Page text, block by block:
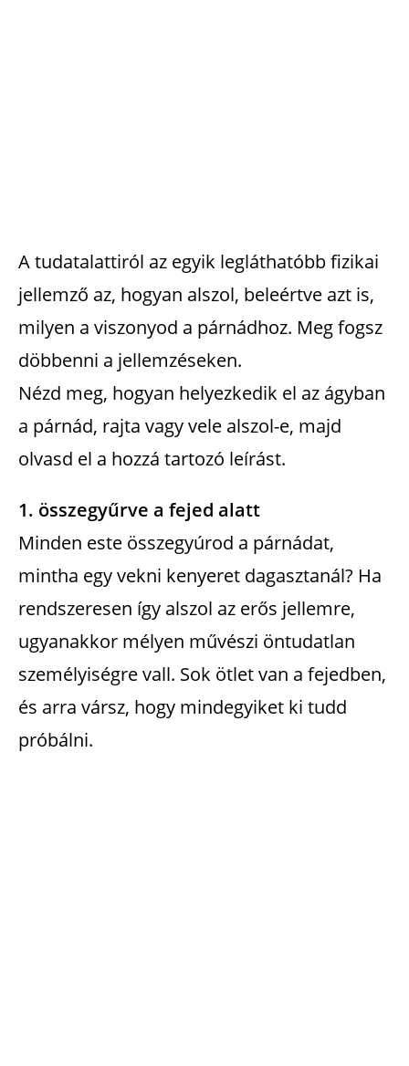
A tudatalattiról az egyik legláthatóbb fizikai
jellemző az, hogyan alszol, beleértve azt is,
milyen a viszonyod a párnádhoz. Meg fogsz
döbbenni a jellemzéseken.
Nézd meg, hogyan helyezkedik el az ágyban
a párnád, rajta vagy vele alszol-e, majd
olvasd el a hozzá tartozó leírást.
1. összegyűrve a fejed alatt
Minden este összegyúrod a párnádat,
mintha egy vekni kenyeret dagasztanál? Ha
rendszeresen így alszol az erős jellemre,
ugyanakkor mélyen művészi öntudatlan
személyiségre vall. Sok ötlet van a fejedben,
és arra vársz, hogy mindegyiket ki tudd
próbálni.